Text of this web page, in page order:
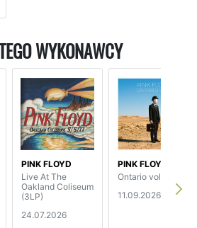
WYKONAWCY
PINK FLOYD
Live At The
Oakland Coliseum
(3LP)
24.07.2026
PINK FLOYD
Ontario vol.1 (2LP)
11.09.2026